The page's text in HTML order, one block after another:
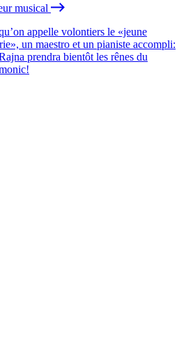
musical
appelle volontiers le «jeune
un maestro et un pianiste accompli:
prendra bientôt les rênes du